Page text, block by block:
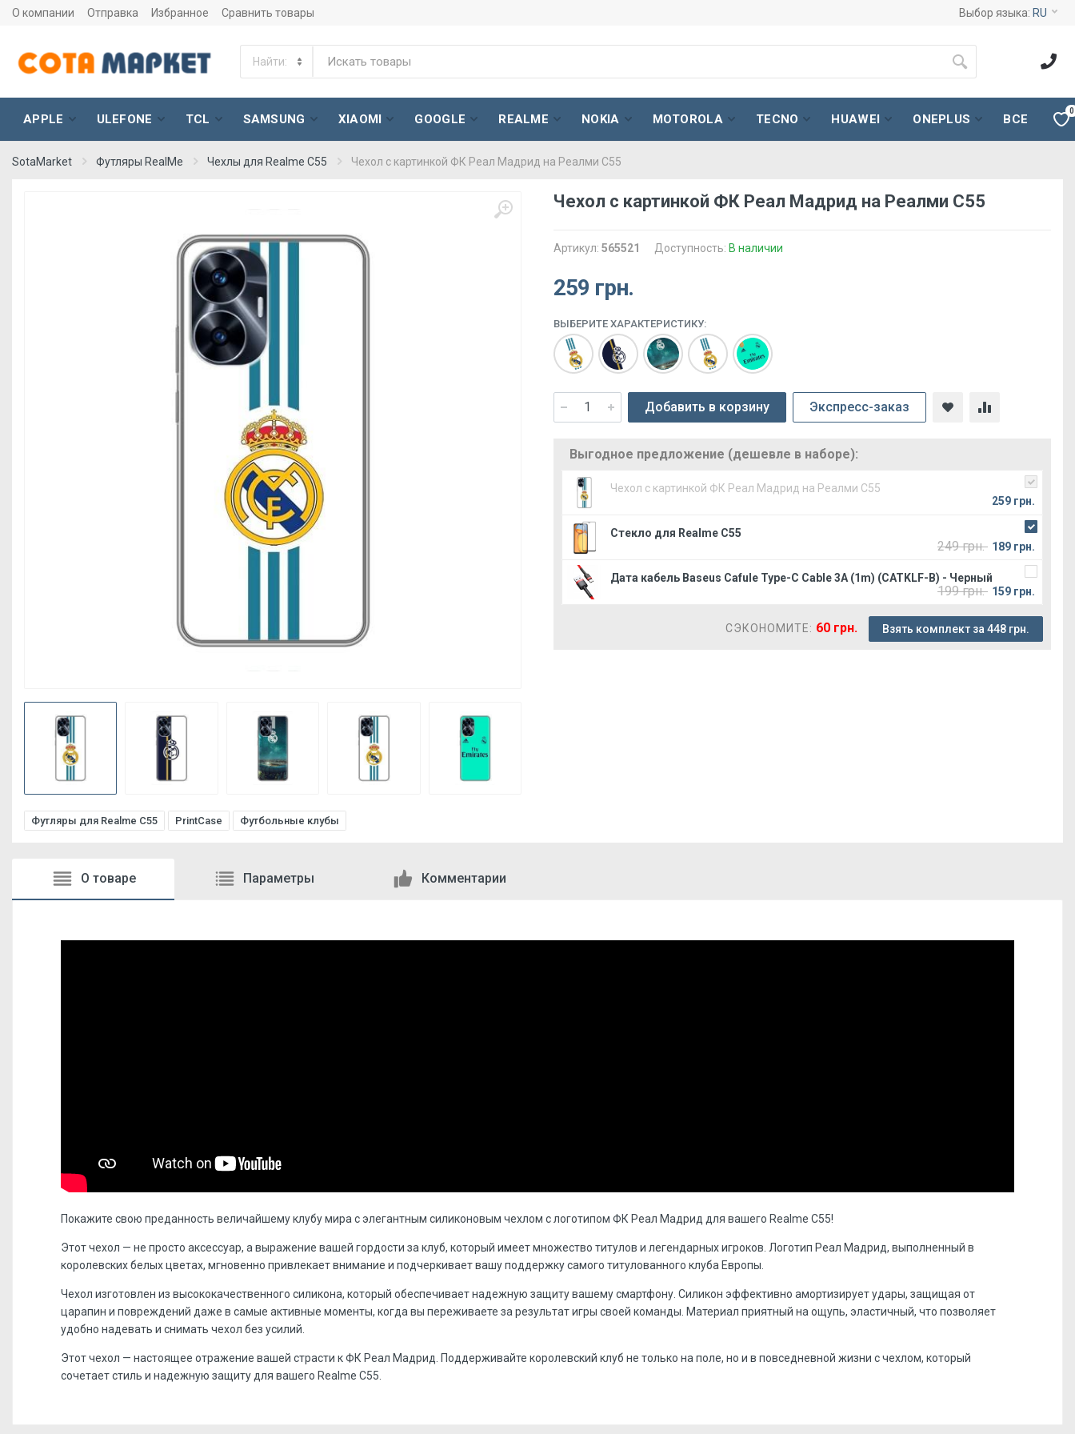
О компании Отправка Избранное Сравнить товары Выбор языка: RU
APPLE ULEFONE TCL SAMSUNG XIAOMI GOOGLE REALME NOKIA MOTOROLA TECNO HUAWEI ONEPLUS ВСЕ
0
SotaMarket Футляры RealMe Чехлы для Realme C55 Чехол с картинкой ФК Реал Мадрид на Реалми С55
Чехол с картинкой ФК Реал Мадрид на Реалми С55
Артикул: 565521 Доступность: В наличии
259 грн.
ВЫБЕРИТЕ ХАРАКТЕРИСТИКУ:
Добавить в корзину Экспресс-заказ
Выгодное предложение (дешевле в наборе):
Чехол с картинкой ФК Реал Мадрид на Реалми С55
259 грн.
Стекло для Realme C55
249 грн. 189 грн.
Дата кабель Baseus Cafule Type-C Cable 3A (1m) (CATKLF-B) - Черный
199 грн. 159 грн.
СЭКОНОМИТЕ: 60 грн. Взять комплект за 448 грн.
Футляры для Realme C55 PrintCase Футбольные клубы
О товаре Параметры Комментарии
Покажите свою преданность величайшему клубу мира с элегантным силиконовым чехлом с логотипом ФК Реал Мадрид для вашего Realme C55!
Этот чехол — не просто аксессуар, а выражение вашей гордости за клуб, который имеет множество титулов и легендарных игроков. Логотип Реал Мадрид, выполненный в
королевских белых цветах, мгновенно привлекает внимание и подчеркивает вашу поддержку самого титулованного клуба Европы.
Чехол изготовлен из высококачественного силикона, который обеспечивает надежную защиту вашему смартфону. Силикон эффективно амортизирует удары, защищая от
царапин и повреждений даже в самые активные моменты, когда вы переживаете за результат игры своей команды. Материал приятный на ощупь, эластичный, что позволяет
удобно надевать и снимать чехол без усилий.
Этот чехол — настоящее отражение вашей страсти к ФК Реал Мадрид. Поддерживайте королевский клуб не только на поле, но и в повседневной жизни с чехлом, который
сочетает стиль и надежную защиту для вашего Realme C55.